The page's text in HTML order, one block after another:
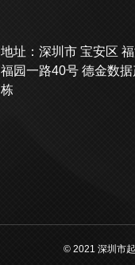
地址：深圳市 宝安区
福园一路40号 德金数
栋
© 2021 深圳市